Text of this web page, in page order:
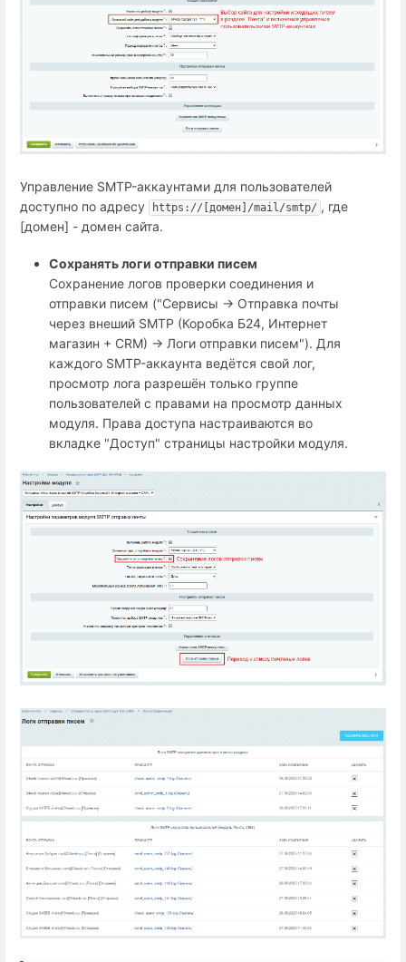
Управление SMTP-аккаунтами для пользователей
доступно по адресу
https://[домен]/mail/smtp/ , где
[домен] - домен сайта.
Сохранять логи отправки писем
Сохранение логов проверки соединения и
отправки писем ("Сервисы → Отправка почты
через внеший SMTP (Коробка Б24, Интернет
магазин + СRM) → Логи отправки писем"). Для
каждого SMTP-аккаунта ведётся свой лог,
просмотр лога разрешён только группе
пользователей с правами на просмотр данных
модуля. Права доступа настраиваются во
вкладке "Доступ" страницы настройки модуля.